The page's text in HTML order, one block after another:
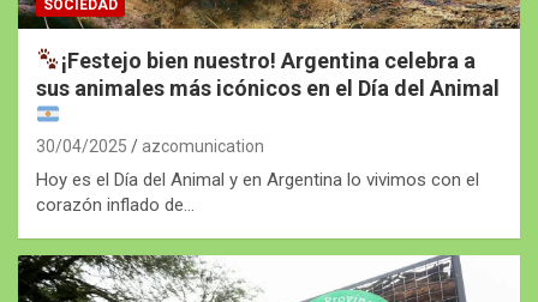
SOCIEDAD
¡Festejo bien nuestro! Argentina celebra a
sus animales más icónicos en el Día del Animal
30/04/2025 azcomunication
Hoy es el Día del Animal y en Argentina lo vivimos con el
corazón inflado de…